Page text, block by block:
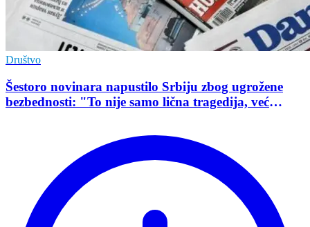
Društvo
Šestoro novinara napustilo Srbiju zbog ugrožene
bezbednosti: "To nije samo lična tragedija, već